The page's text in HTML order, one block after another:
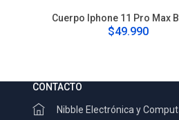
Cuerpo Iphone 11 Pro Max
$49.990
CONTACTO
Nibble Electrónica y